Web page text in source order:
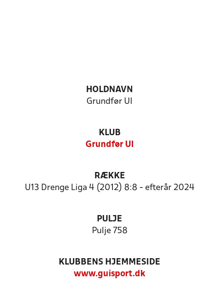
HOLDNAVN
Grundfør UI
KLUB
Grundfør UI
RÆKKE
U13 Drenge Liga 4 (2012) 8:8 - efterår 2024
PULJE
Pulje 758
KLUBBENS HJEMMESIDE
www.guisport.dk